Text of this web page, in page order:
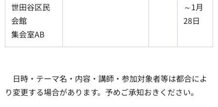
世田谷区民
会館
集会室AB
～1月
28日
日時・テーマ名・内容・講師・参加対象者等は都合によ
り変更する場合があります。予めご承知おきください。